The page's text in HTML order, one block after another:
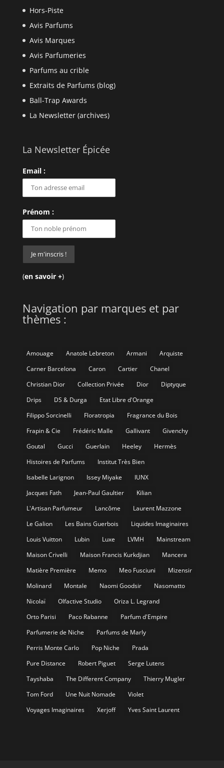
Hors-Piste
Avis Parfums
Avis Marques
Avis Parfumeries
Parfums au crible
Extraits de Parfums (blog)
Ball-Trap Awards
La Newsletter (archives)
La Newsletter Épicée
Email :
Prénom :
(en savoir +)
Navigation par marques et par
thèmes :
Amouage Anatole Lebreton Armani
Arquiste
Carner Barcelona
Caron Cartier
Chanel
Christian Dior
Collection Privée Dior
Diptyque
Drips
DS & Durga
Etat Libre d'Orange
Filippo Sorcinelli
Floratropia
Fragrance du Bois
Frapin & Cie
Frédéric Malle Gallivant
Givenchy
Goutal
Gucci Guerlain Heeley
Hermès
Histoires de Parfums
Institut Très Bien
Isabelle Larignon
Issey Miyake
IUNX
Jacques Fath
Jean-Paul Gaultier
Kilian
L'Artisan Parfumeur
Lancôme
Laurent Mazzone
Le Galion
Les Bains Guerbois
Liquides Imaginaires
Louis Vuitton
Lubin Luxe LVMH
Mainstream
Maison Crivelli
Maison Francis Kurkdjian
Mancera
Matière Première
Memo Meo Fusciuni
Mizensir
Molinard
Montale Naomi Goodsir
Nasomatto
Nicolaï
Olfactive Studio
Oriza L. Legrand
Orto Parisi
Paco Rabanne
Parfum d'Empire
Parfumerie de Niche
Parfums de Marly
Perris Monte Carlo
Pop Niche
Prada
Pure Distance
Robert Piguet
Serge Lutens
Tayshaba
The Different Company
Thierry Mugler
Tom Ford
Une Nuit Nomade
Violet
Voyages Imaginaires
Xerjoff Yves Saint Laurent